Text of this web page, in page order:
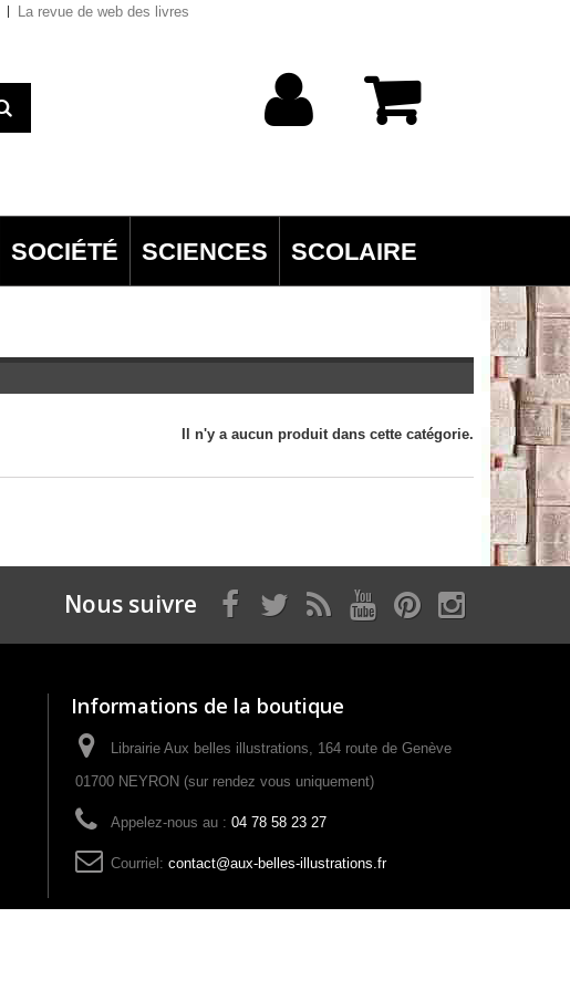
La revue de web des livres
SOCIÉTÉ SCIENCES SCOLAIRE
Il n'y a aucun produit dans cette catégorie.
Nous suivre
Informations de la boutique
Librairie Aux belles illustrations, 164 route de Genève
01700 NEYRON (sur rendez vous uniquement)
Appelez-nous au : 04 78 58 23 27
Courriel: contact@aux-belles-illustrations.fr